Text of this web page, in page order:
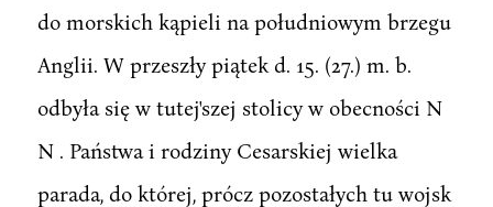
do morskich kąpieli na południowym brzegu
Anglii. W przeszły piątek d. 15. (27.) m. b.
odbyła się w tutej'szej stolicy w obecności N
N . Państwa i rodziny Cesarskiej wielka
parada, do której, prócz pozostałych tu wojsk